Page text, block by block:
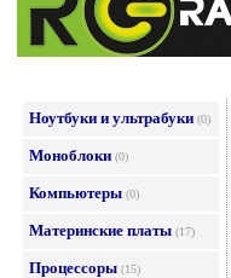
Ноутбуки и ультрабуки (0)
Моноблоки (0)
Компьютеры (0)
Материнские платы (17)
Процессоры (15)